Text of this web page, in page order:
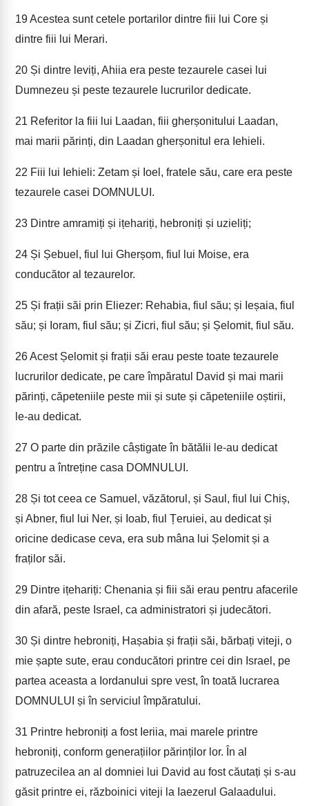
19Acestea sunt cetele portarilor dintre fiii lui Core și
dintre fiii lui Merari.
20 Și dintre leviți, Ahiia era peste tezaurele casei lui
Dumnezeu și peste tezaurele lucrurilor dedicate.
21 Referitor la fiii lui Laadan, fiii gherșonitului Laadan,
mai marii părinți, din Laadan gherșonitul era Iehieli.
22 Fiii lui Iehieli: Zetam și Ioel, fratele său, care era peste
tezaurele casei DOMNULUI.
23 Dintre amramiți și ițehariți, hebroniți și uzieliți;
24 Și Șebuel, fiul lui Gherșom, fiul lui Moise, era
conducător al tezaurelor.
25 Și frații săi prin Eliezer: Rehabia, fiul său; și Ieșaia, fiul
său; și Ioram, fiul său; și Zicri, fiul său; și Șelomit, fiul său.
26Acest Șelomit și frații săi erau peste toate tezaurele
lucrurilor dedicate, pe care împăratul David și mai marii
părinți, căpeteniile peste mii și sute și căpeteniile oștirii,
le-au dedicat.
27 O parte din prăzile câștigate în bătălii le-au dedicat
pentru a întreține casa DOMNULUI.
28 Și tot ceea ce Samuel, văzătorul, și Saul, fiul lui Chiș,
și Abner, fiul lui Ner, și Ioab, fiul Țeruiei, au dedicat și
oricine dedicase ceva, era sub mâna lui Șelomit și a
fraților săi.
29 Dintre ițehariți: Chenania și fiii săi erau pentru afacerile
din afară, peste Israel, ca administratori și judecători.
30 Și dintre hebroniți, Hașabia și frații săi, bărbați viteji, o
mie șapte sute, erau conducători printre cei din Israel, pe
partea aceasta a Iordanului spre vest, în toată lucrarea
DOMNULUI și în serviciul împăratului.
31 Printre hebroniți a fost Ieriia, mai marele printre
hebroniți, conform generațiilor părinților lor. În al
patruzecilea an al domniei lui David au fost căutați și s-au
găsit printre ei, războinici viteji la Iaezerul Galaadului.